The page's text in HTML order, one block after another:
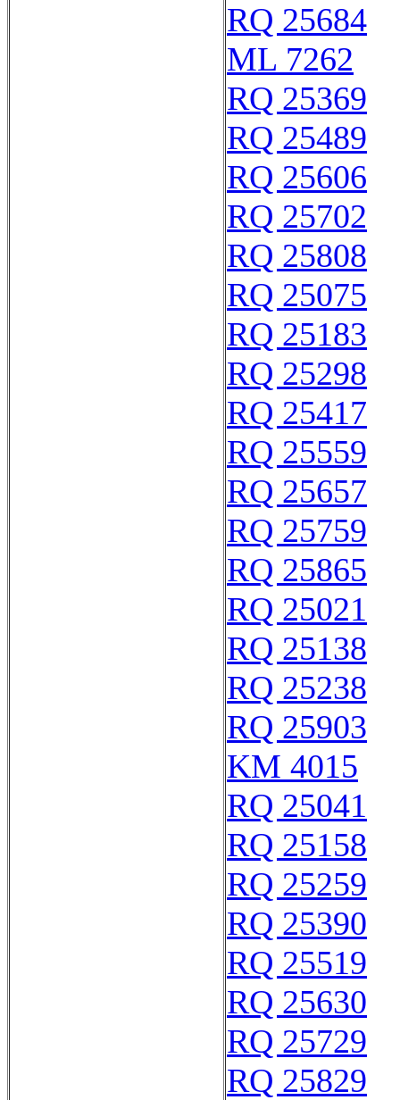
RQ 25684
ML 7262
RQ 25369
RQ 25489
RQ 25606
RQ 25702
RQ 25808
RQ 25075
RQ 25183
RQ 25298
RQ 25417
RQ 25559
RQ 25657
RQ 25759
RQ 25865
RQ 25021
RQ 25138
RQ 25238
RQ 25903
KM 4015
RQ 25041
RQ 25158
RQ 25259
RQ 25390
RQ 25519
RQ 25630
RQ 25729
RQ 25829